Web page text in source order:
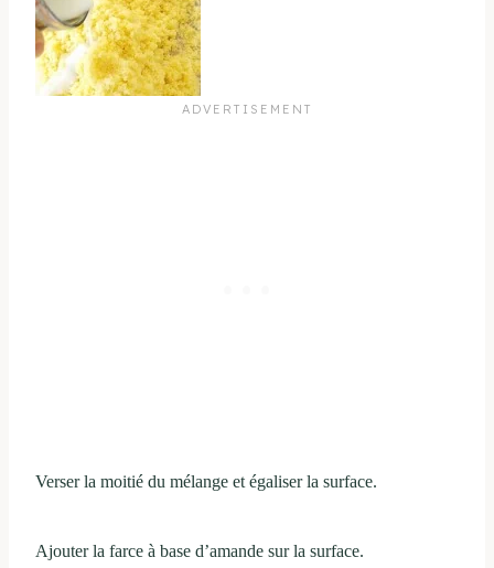
Verser la moitié du mélange et égaliser la surface.
Ajouter la farce à base d’amande sur la surface.